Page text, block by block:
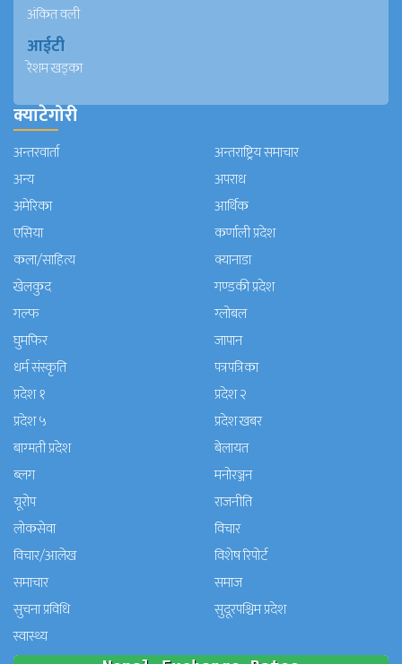
अंकित वली
आईटी
रेशम खड्का
क्याटेगोरी
अन्तरवार्ता
अन्तराष्ट्रिय समाचार
अन्य
अपराध
अमेरिका
आर्थिक
एसिया
कर्णाली प्रदेश
कला/साहित्य
क्यानाडा
खेलकुद
गण्डकी प्रदेश
गल्फ
ग्लोबल
घुमफिर
जापान
धर्म संस्कृति
पत्रपत्रिका
प्रदेश १
प्रदेश २
प्रदेश ५
प्रदेश खबर
बाग्मती प्रदेश
बेलायत
ब्लग
मनाेरञ्जन
यूरोप
राजनीति
लोकसेवा
विचार
विचार/आलेख
विशेष रिपोर्ट
समाचार
समाज
सुचना प्रविधि
सुदूरपश्चिम प्रदेश
स्वास्थ्य